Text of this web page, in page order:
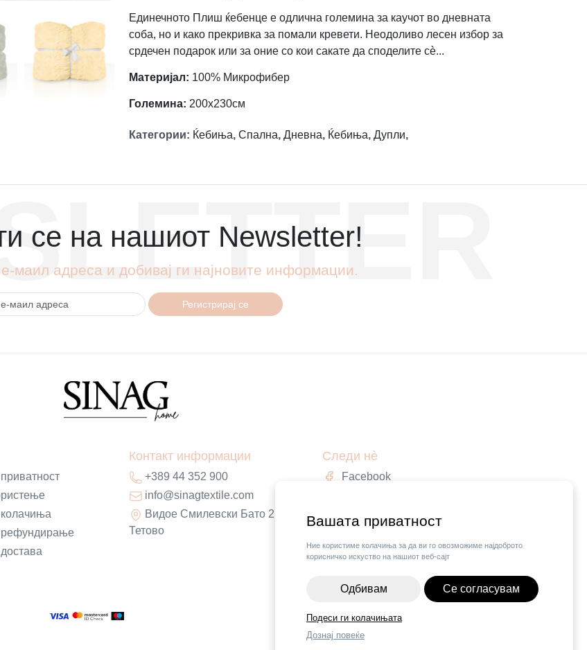
Вашата приватност
Ние користиме колачиња за да ви го овозможиме најдоброто
корисничко искуство на нашиот веб-сајт
Одбивам Се согласувам
Подеси ги колачињата
Дознај повеќе
Единечното Плиш ќебенце е одлична големина за каучот во дневната
соба, но и како прекривка за помали кревети. Неодоливо лесен избор за
срдечен подарок или за оние со кои сакате да споделите сѐ...
Материјал: 100% Микрофибер
Големина: 200x230см
Категории: Ќебиња, Спална, Дневна, Ќебиња, Дупли,
се на нашиот Newsletter!
е-маил адреса и добивај ги најновите информации.
Регистрирај се
рефундирање
Контакт информации
+389 44 352 900
info@sinagtextile.com
Видое Смилевски Бато 2,
Тетово
Следи нè
Facebook